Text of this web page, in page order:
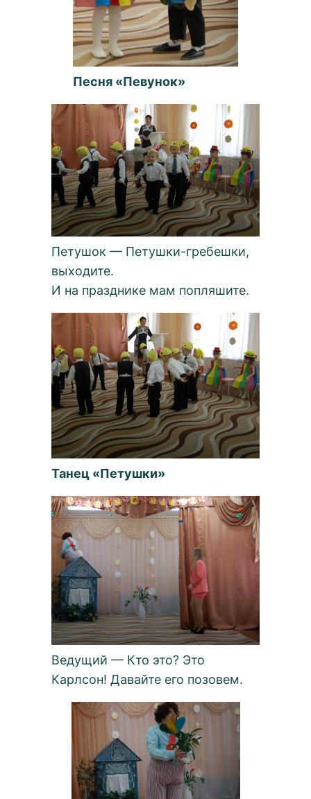
Песня «Певунок»
Петушок — Петушки-гребешки,
выходите.
И на празднике мам попляшите.
Танец «Петушки»
Ведущий — Кто это? Это
Карлсон! Давайте его позовем.